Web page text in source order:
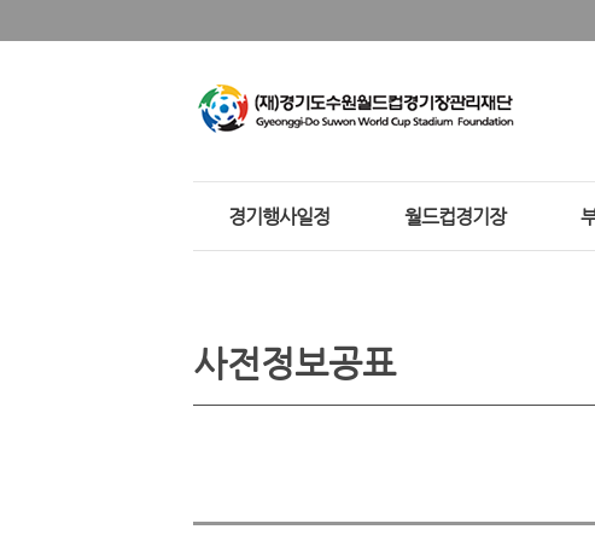
경기행사일정 월드컵경기장
사전정보공표